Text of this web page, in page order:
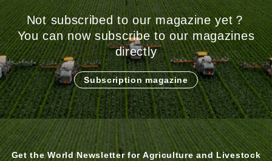
Not subscribed to our magazine yet？
You can now subscribe to our magazines
directly
Subscription magazine
Get the World Newsletter for Agriculture and Livestock